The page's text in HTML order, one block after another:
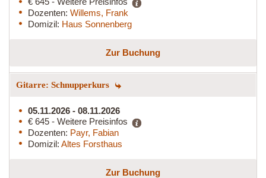
Dozenten: Willems, Frank
Domizil: Haus Sonnenberg
Zur Buchung
Gitarre: Schnupperkurs
05.11.2026 - 08.11.2026
€ 645 - Weitere Preisinfos
Dozenten: Payr, Fabian
Domizil: Altes Forsthaus
Zur Buchung